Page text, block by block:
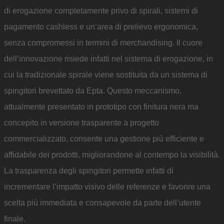
di erogazione completamente privo di spirali, sistemi di
pagamento cashless e un’area di prelievo ergonomica,
senza compromessi in termini di merchandising. Il cuore
dell’innovazione risiede infatti nel sistema di erogazione, in
cui la tradizionale spirale viene sostituita da un sistema di
spingitori brevettato da Epta. Questo meccanismo,
attualmente presentato in prototipo con finitura nera ma
concepito in versione trasparente a progetto
commercializzato, consente una gestione più efficiente e
affidabile dei prodotti, migliorandone al contempo la visibilità.
La trasparenza degli spingitori permette infatti di
incrementare l’impatto visivo delle referenze e favorire una
scelta più immediata e consapevole da parte dell’utente
finale.